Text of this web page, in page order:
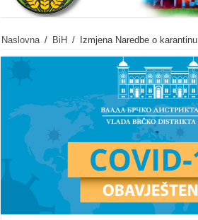
Naslovna / BiH / Izmjena Naredbe o karantinu